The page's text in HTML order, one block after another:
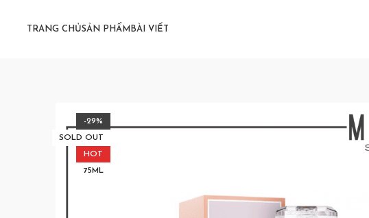
TRANG CHỦSẢN PHẨM BÀI VIẾT
-29%
SOLD OUT
HOT
75ML